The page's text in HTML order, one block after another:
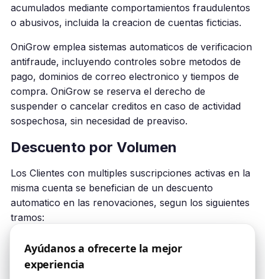
acumulados mediante comportamientos fraudulentos
o abusivos, incluida la creacion de cuentas ficticias.
OniGrow emplea sistemas automaticos de verificacion
antifraude, incluyendo controles sobre metodos de
pago, dominios de correo electronico y tiempos de
compra. OniGrow se reserva el derecho de
suspender o cancelar creditos en caso de actividad
sospechosa, sin necesidad de preaviso.
Descuento por Volumen
Los Clientes con multiples suscripciones activas en la
misma cuenta se benefician de un descuento
automatico en las renovaciones, segun los siguientes
tramos:
2 suscripciones: -5%
3-5 suscripciones: -15%
6-10 suscripciones: -25%
Ayúdanos a ofrecerte la mejor
experiencia